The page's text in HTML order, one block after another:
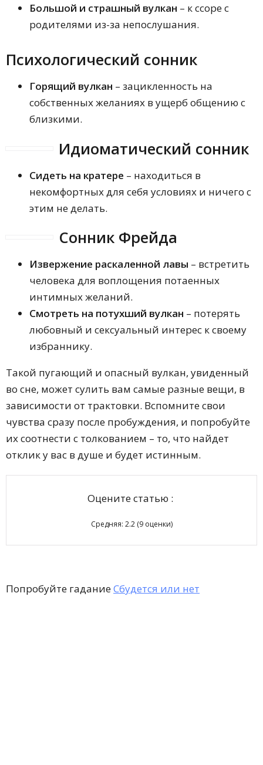
Большой и страшный вулкан – к ссоре с
родителями из-за непослушания.
Психологический сонник
Горящий вулкан – зацикленность на
собственных желаниях в ущерб общению с
близкими.
Идиоматический сонник
Сидеть на кратере – находиться в
некомфортных для себя условиях и ничего с
этим не делать.
Сонник Фрейда
Извержение раскаленной лавы – встретить
человека для воплощения потаенных
интимных желаний.
Смотреть на потухший вулкан – потерять
любовный и сексуальный интерес к своему
избраннику.
Такой пугающий и опасный вулкан, увиденный
во сне, может сулить вам самые разные вещи, в
зависимости от трактовки. Вспомните свои
чувства сразу после пробуждения, и попробуйте
их соотнести с толкованием – то, что найдет
отклик у вас в душе и будет истинным.
Оцените статью :
Средняя: 2.2 (9оценки)
Попробуйте гаданиеСбудется или нет